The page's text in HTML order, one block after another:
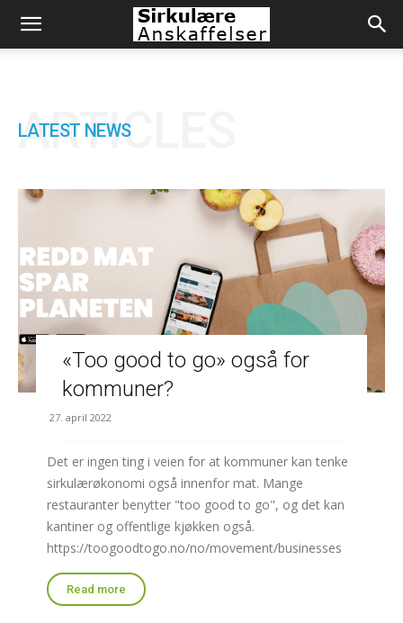
LATEST NEWS
ARTICLES
«Too good to go» også for
kommuner?
27. april 2022
Det er ingen ting i veien for at kommuner kan tenke
sirkulærøkonomi også innenfor mat. Mange
restauranter benytter "too good to go", og det kan
kantiner og offentlige kjøkken også.
https://toogoodtogo.no/no/movement/businesses
Read more